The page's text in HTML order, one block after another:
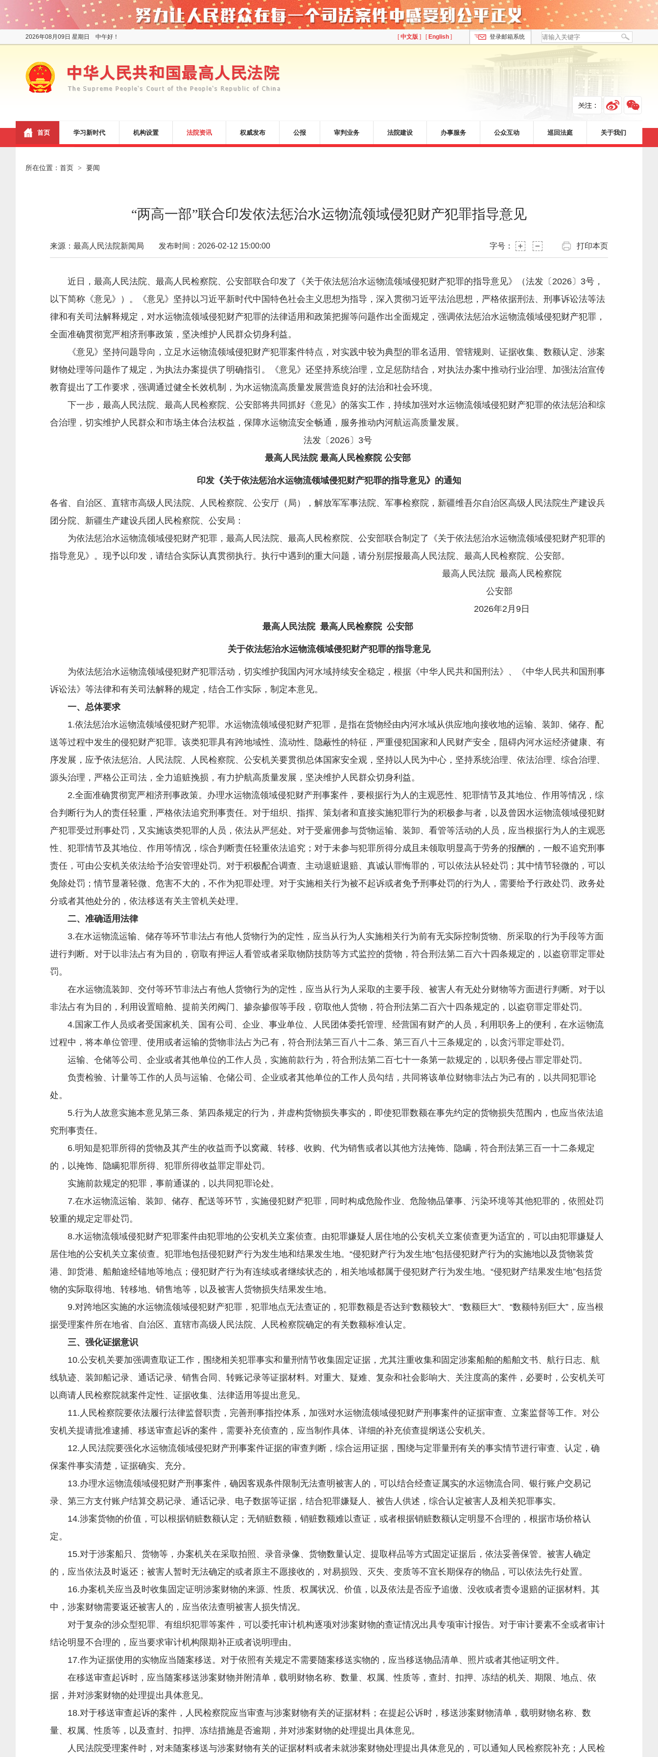
[中文版 ] [ English ]
2026年08月09日 星期日 中午好！ 登录邮箱系统
首页 学习新时代 机构设置 法院资讯 权威发布 公报 审判业务 法院建设 办事服务 公众互动 巡回法庭 关于我们
所在位置： 首页 > 要闻
“两高一部”联合印发依法惩治水运物流领域侵犯财产犯罪指导意见
来源：最高人民法院新闻局 发布时间：2026-02-12 15:00:00 字号： 打印本页
近日，最高人民法院、最高人民检察院、公安部联合印发了《关于依法惩治水运物流领域侵犯财产犯罪的指导意见》（法发〔2026〕3号，
以下简称《意见》）。《意见》坚持以习近平新时代中国特色社会主义思想为指导，深入贯彻习近平法治思想，严格依据刑法、刑事诉讼法等法
律和有关司法解释规定，对水运物流领域侵犯财产犯罪的法律适用和政策把握等问题作出全面规定，强调依法惩治水运物流领域侵犯财产犯罪，
全面准确贯彻宽严相济刑事政策，坚决维护人民群众切身利益。
《意见》坚持问题导向，立足水运物流领域侵犯财产犯罪案件特点，对实践中较为典型的罪名适用、管辖规则、证据收集、数额认定、涉案
财物处理等问题作了规定，为执法办案提供了明确指引。《意见》还坚持系统治理，立足惩防结合，对执法办案中推动行业治理、加强法治宣传
教育提出了工作要求，强调通过健全长效机制，为水运物流高质量发展营造良好的法治和社会环境。
下一步，最高人民法院、最高人民检察院、公安部将共同抓好《意见》的落实工作，持续加强对水运物流领域侵犯财产犯罪的依法惩治和综
合治理，切实维护人民群众和市场主体合法权益，保障水运物流安全畅通，服务推动内河航运高质量发展。
法发〔2026〕3号
最高人民法院 最高人民检察院 公安部
印发《关于依法惩治水运物流领域侵犯财产犯罪的指导意见》的通知
各省、自治区、直辖市高级人民法院、人民检察院、公安厅（局），解放军军事法院、军事检察院，新疆维吾尔自治区高级人民法院生产建设兵
团分院、新疆生产建设兵团人民检察院、公安局：
为依法惩治水运物流领域侵犯财产犯罪，最高人民法院、最高人民检察院、公安部联合制定了《关于依法惩治水运物流领域侵犯财产犯罪的
指导意见》。现予以印发，请结合实际认真贯彻执行。执行中遇到的重大问题，请分别层报最高人民法院、最高人民检察院、公安部。
最高人民法院 最高人民检察院
公安部
2026年2月9日
最高人民法院 最高人民检察院 公安部
关于依法惩治水运物流领域侵犯财产犯罪的指导意见
为依法惩治水运物流领域侵犯财产犯罪活动，切实维护我国内河水域持续安全稳定，根据《中华人民共和国刑法》、《中华人民共和国刑事
诉讼法》等法律和有关司法解释的规定，结合工作实际，制定本意见。
一、总体要求
1.依法惩治水运物流领域侵犯财产犯罪。水运物流领域侵犯财产犯罪，是指在货物经由内河水域从供应地向接收地的运输、装卸、储存、配
送等过程中发生的侵犯财产犯罪。该类犯罪具有跨地域性、流动性、隐蔽性的特征，严重侵犯国家和人民财产安全，阻碍内河水运经济健康、有
序发展，应予依法惩治。人民法院、人民检察院、公安机关要贯彻总体国家安全观，坚持以人民为中心，坚持系统治理、依法治理、综合治理、
源头治理，严格公正司法，全力追赃挽损，有力护航高质量发展，坚决维护人民群众切身利益。
2.全面准确贯彻宽严相济刑事政策。办理水运物流领域侵犯财产刑事案件，要根据行为人的主观恶性、犯罪情节及其地位、作用等情况，综
合判断行为人的责任轻重，严格依法追究刑事责任。对于组织、指挥、策划者和直接实施犯罪行为的积极参与者，以及曾因水运物流领域侵犯财
产犯罪受过刑事处罚，又实施该类犯罪的人员，依法从严惩处。对于受雇佣参与货物运输、装卸、看管等活动的人员，应当根据行为人的主观恶
性、犯罪情节及其地位、作用等情况，综合判断责任轻重依法追究；对于未参与犯罪所得分成且未领取明显高于劳务的报酬的，一般不追究刑事
责任，可由公安机关依法给予治安管理处罚。对于积极配合调查、主动退赃退赔、真诚认罪悔罪的，可以依法从轻处罚；其中情节轻微的，可以
免除处罚；情节显著轻微、危害不大的，不作为犯罪处理。对于实施相关行为被不起诉或者免予刑事处罚的行为人，需要给予行政处罚、政务处
分或者其他处分的，依法移送有关主管机关处理。
二、准确适用法律
3.在水运物流运输、储存等环节非法占有他人货物行为的定性，应当从行为人实施相关行为前有无实际控制货物、所采取的行为手段等方面
进行判断。对于以非法占有为目的，窃取有押运人看管或者采取物防技防等方式监控的货物，符合刑法第二百六十四条规定的，以盗窃罪定罪处
罚。
在水运物流装卸、交付等环节非法占有他人货物行为的定性，应当从行为人采取的主要手段、被害人有无处分财物等方面进行判断。对于以
非法占有为目的，利用设置暗舱、提前关闭阀门、掺杂掺假等手段，窃取他人货物，符合刑法第二百六十四条规定的，以盗窃罪定罪处罚。
4.国家工作人员或者受国家机关、国有公司、企业、事业单位、人民团体委托管理、经营国有财产的人员，利用职务上的便利，在水运物流
过程中，将本单位管理、使用或者运输的货物非法占为己有，符合刑法第三百八十二条、第三百八十三条规定的，以贪污罪定罪处罚。
运输、仓储等公司、企业或者其他单位的工作人员，实施前款行为，符合刑法第二百七十一条第一款规定的，以职务侵占罪定罪处罚。
负责检验、计量等工作的人员与运输、仓储公司、企业或者其他单位的工作人员勾结，共同将该单位财物非法占为己有的，以共同犯罪论
处。
5.行为人故意实施本意见第三条、第四条规定的行为，并虚构货物损失事实的，即使犯罪数额在事先约定的货物损失范围内，也应当依法追
究刑事责任。
6.明知是犯罪所得的货物及其产生的收益而予以窝藏、转移、收购、代为销售或者以其他方法掩饰、隐瞒，符合刑法第三百一十二条规定
的，以掩饰、隐瞒犯罪所得、犯罪所得收益罪定罪处罚。
实施前款规定的犯罪，事前通谋的，以共同犯罪论处。
7.在水运物流运输、装卸、储存、配送等环节，实施侵犯财产犯罪，同时构成危险作业、危险物品肇事、污染环境等其他犯罪的，依照处罚
较重的规定定罪处罚。
8.水运物流领域侵犯财产犯罪案件由犯罪地的公安机关立案侦查。由犯罪嫌疑人居住地的公安机关立案侦查更为适宜的，可以由犯罪嫌疑人
居住地的公安机关立案侦查。犯罪地包括侵犯财产行为发生地和结果发生地。“侵犯财产行为发生地”包括侵犯财产行为的实施地以及货物装货
港、卸货港、船舶途经锚地等地点；侵犯财产行为有连续或者继续状态的，相关地域都属于侵犯财产行为发生地。“侵犯财产结果发生地”包括货
物的实际取得地、转移地、销售地等，以及被害人货物损失结果发生地。
9.对跨地区实施的水运物流领域侵犯财产犯罪，犯罪地点无法查证的，犯罪数额是否达到“数额较大”、“数额巨大”、“数额特别巨大”，应当根
据受理案件所在地省、自治区、直辖市高级人民法院、人民检察院确定的有关数额标准认定。
三、强化证据意识
10.公安机关要加强调查取证工作，围绕相关犯罪事实和量刑情节收集固定证据，尤其注重收集和固定涉案船舶的船舶文书、航行日志、航
线轨迹、装卸船记录、通话记录、销售合同、转账记录等证据材料。对重大、疑难、复杂和社会影响大、关注度高的案件，必要时，公安机关可
以商请人民检察院就案件定性、证据收集、法律适用等提出意见。
11.人民检察院要依法履行法律监督职责，完善刑事指控体系，加强对水运物流领域侵犯财产刑事案件的证据审查、立案监督等工作。对公
安机关提请批准逮捕、移送审查起诉的案件，需要补充侦查的，应当制作具体、详细的补充侦查提纲送公安机关。
12.人民法院要强化水运物流领域侵犯财产刑事案件证据的审查判断，综合运用证据，围绕与定罪量刑有关的事实情节进行审查、认定，确
保案件事实清楚，证据确实、充分。
13.办理水运物流领域侵犯财产刑事案件，确因客观条件限制无法查明被害人的，可以结合经查证属实的水运物流合同、银行账户交易记
录、第三方支付账户结算交易记录、通话记录、电子数据等证据，结合犯罪嫌疑人、被告人供述，综合认定被害人及相关犯罪事实。
14.涉案货物的价值，可以根据销赃数额认定；无销赃数额，销赃数额难以查证，或者根据销赃数额认定明显不合理的，根据市场价格认
定。
15.对于涉案船只、货物等，办案机关在采取拍照、录音录像、货物数量认定、提取样品等方式固定证据后，依法妥善保管。被害人确定
的，应当依法及时返还；被害人暂时无法确定的或者原主不愿接收的，对易损毁、灭失、变质等不宜长期保存的物品，可以依法先行处置。
16.办案机关应当及时收集固定证明涉案财物的来源、性质、权属状况、价值，以及依法是否应予追缴、没收或者责令退赔的证据材料。其
中，涉案财物需要返还被害人的，应当依法查明被害人损失情况。
对于复杂的涉众型犯罪、有组织犯罪等案件，可以委托审计机构逐项对涉案财物的查证情况出具专项审计报告。对于审计要素不全或者审计
结论明显不合理的，应当要求审计机构限期补正或者说明理由。
17.作为证据使用的实物应当随案移送。对于依照有关规定不需要随案移送实物的，应当移送物品清单、照片或者其他证明文件。
在移送审查起诉时，应当随案移送涉案财物并附清单，载明财物名称、数量、权属、性质等，查封、扣押、冻结的机关、期限、地点、依
据，并对涉案财物的处理提出具体意见。
18.对于移送审查起诉的案件，人民检察院应当审查与涉案财物有关的证据材料；在提起公诉时，移送涉案财物清单，载明财物名称、数
量、权属、性质等，以及查封、扣押、冻结措施是否逾期，并对涉案财物的处理提出具体意见。
人民法院受理案件时，对未随案移送与涉案财物有关的证据材料或者未就涉案财物处理提出具体意见的，可以通知人民检察院补充；人民检